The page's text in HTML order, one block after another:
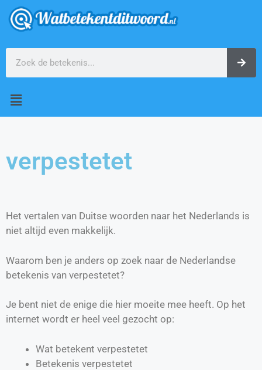
verpestetet
Het vertalen van Duitse woorden naar het Nederlands is
niet altijd even makkelijk.
Waarom ben je anders op zoek naar de Nederlandse
betekenis van verpestetet?
Je bent niet de enige die hier moeite mee heeft. Op het
internet wordt er heel veel gezocht op:
Wat betekent verpestetet
Betekenis verpestetet